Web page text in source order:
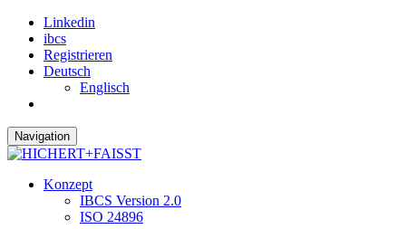
Linkedin
ibcs
Registrieren
Deutsch
Englisch
Navigation
Konzept
IBCS Version 2.0
ISO 24896